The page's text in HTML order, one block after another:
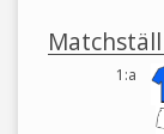
Matchställ
1:a